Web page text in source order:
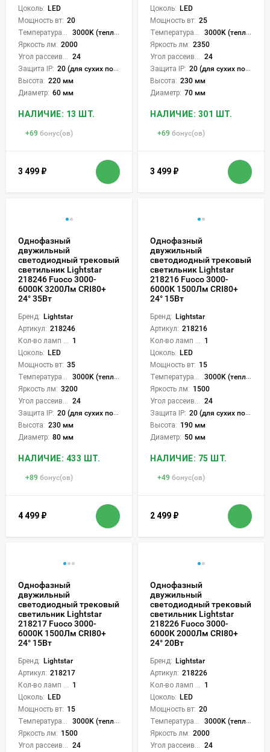
Цоколь: LED
Мощность вт: 20
3000K (теплый), 6000K (холодный), CCT механическое переключение
Яркость лм: 2000
24
Защита IP: 20 (для сухих пом.)
Высота: 220 мм
Диаметр: 60 мм
НАЛИЧИЕ: 13 ШТ.
+69 бонус(ов)
3 499 ₽
Цоколь: LED
Мощность вт: 25
3000K (теплый), 6000K (холодный), CCT механическое переключение
Яркость лм: 2350
24
Защита IP: 20 (для сухих пом.)
Высота: 230 мм
Диаметр: 70 мм
НАЛИЧИЕ: 301 ШТ.
+69 бонус(ов)
3 499 ₽
Однофазный
двужильный
светодиодный трековый
светильник Lightstar
218246 Fuoco 3000-
6000К 3200Лм CRI80+
24° 35Вт
Бренд: Lightstar
Артикул: 218246
1
Цоколь: LED
Мощность вт: 35
3000K (теплый), 6000K (холодный), CCT механическое переключение
Яркость лм: 3200
24
Защита IP: 20 (для сухих пом.)
Высота: 230 мм
Диаметр: 80 мм
НАЛИЧИЕ: 433 ШТ.
+89 бонус(ов)
4 499 ₽
Однофазный
двужильный
светодиодный трековый
светильник Lightstar
218216 Fuoco 3000-
6000К 1500Лм CRI80+
24° 15Вт
Бренд: Lightstar
Артикул: 218216
1
Цоколь: LED
Мощность вт: 15
3000K (теплый), 6000K (холодный), CCT механическое переключение
Яркость лм: 1500
24
Защита IP: 20 (для сухих пом.)
Высота: 190 мм
Диаметр: 50 мм
НАЛИЧИЕ: 75 ШТ.
+49 бонус(ов)
2 499 ₽
Однофазный
двужильный
светодиодный трековый
светильник Lightstar
218217 Fuoco 3000-
6000К 1500Лм CRI80+
24° 15Вт
Бренд: Lightstar
Артикул: 218217
1
Цоколь: LED
Мощность вт: 15
3000K (теплый), 6000K (холодный), CCT механическое переключение
Яркость лм: 1500
24
Однофазный
двужильный
светодиодный трековый
светильник Lightstar
218226 Fuoco 3000-
6000К 2000Лм CRI80+
24° 20Вт
Бренд: Lightstar
Артикул: 218226
1
Цоколь: LED
Мощность вт: 20
3000K (теплый), 6000K (холодный), CCT механическое переключение
Яркость лм: 2000
24